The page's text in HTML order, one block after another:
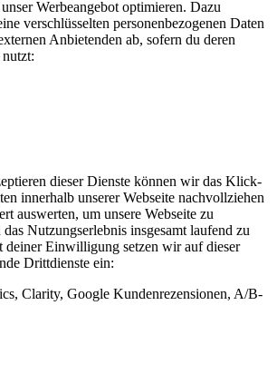
Werbeangebot optimieren. Dazu
verschlüsselten personenbezogenen Daten
Anbietenden ab, sofern du deren
dieser Dienste können wir das Klick-
innerhalb unserer Webseite nachvollziehen
auswerten, um unsere Webseite zu
Nutzungserlebnis insgesamt laufend zu
deiner Einwilligung setzen wir auf dieser
Drittdienste ein:
Clarity, Google Kundenrezensionen, A/B-